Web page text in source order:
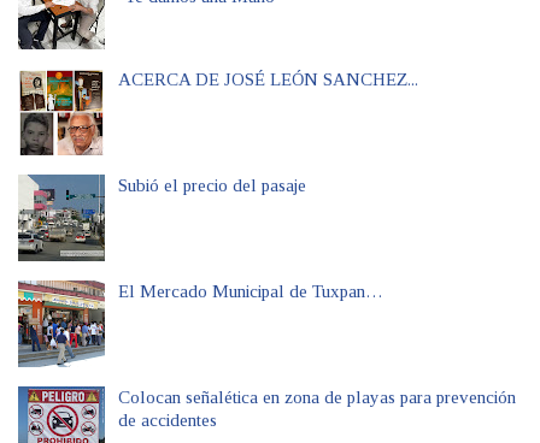
ACERCA DE JOSÉ LEÓN SANCHEZ...
Subió el precio del pasaje
El Mercado Municipal de Tuxpan…
Colocan señalética en zona de playas para prevención
de accidentes